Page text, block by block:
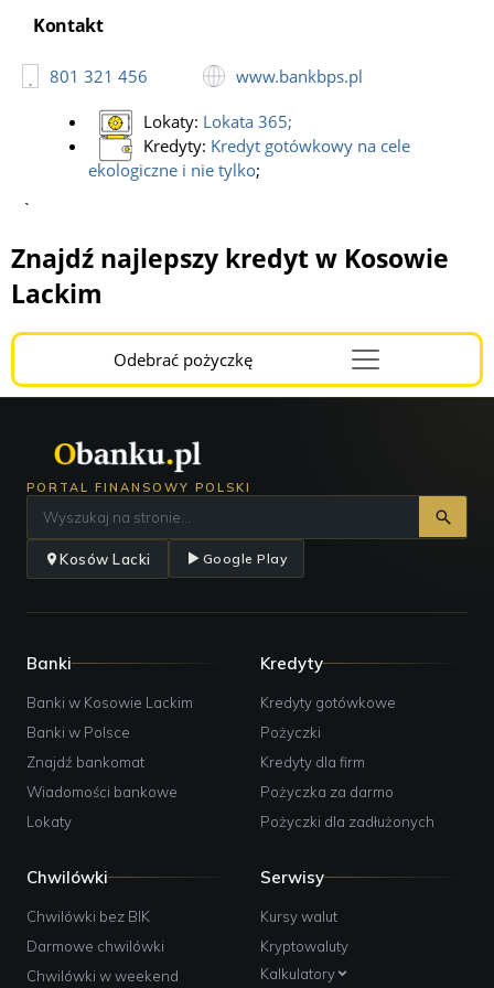
Kontakt
801 321 456 www.bankbps.pl
Lokaty: Lokata 365;
Kredyty: Kredyt gotówkowy na cele
ekologiczne i nie tylko;
`
Znajdź najlepszy kredyt w Kosowie
Lackim
Odebrać pożyczkęMenu
Burger
PORTAL FINANSOWY POLSKI
Kosów Lacki Google Play
Banki
Banki w Kosowie Lackim
Banki w Polsce
Znajdź bankomat
Wiadomości bankowe
Lokaty
Kredyty
Kredyty gotówkowe
Pożyczki
Kredyty dla firm
Pożyczka za darmo
Pożyczki dla zadłużonych
Chwilówki
Chwilówki bez BIK
Darmowe chwilówki
Chwilówki w weekend
Serwisy
Kursy walut
Kryptowaluty
Kalkulatory